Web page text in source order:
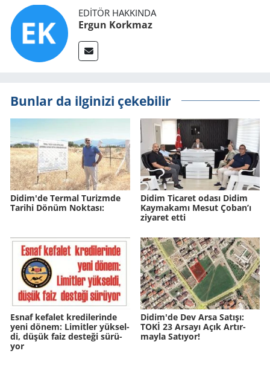
EDITÖR HAKKINDA
Ergun Korkmaz
Bunlar da ilginizi çekebilir
Didim'de Ter­mal Tu­rizm­de
Ta­ri­hi Dönüm Nok­ta­sı:
Didim Ticaret odası Didim
Kaymakamı Mesut Çoban’ı
ziyaret etti
Esnaf ke­fa­let kre­di­le­rin­de
yeni dönem: Li­mit­ler yük­sel­
di, düşük faiz des­te­ği sü­rü­
yor
Didim'de Dev Arsa Sa­tı­şı:
TOKİ 23 Ar­sa­yı Açık Ar­tır­
may­la Sa­tı­yor!